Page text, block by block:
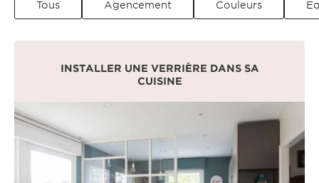
Tous
Agencement Couleurs
INSTALLER UNE VERRIÈRE DANS SA
CUISINE